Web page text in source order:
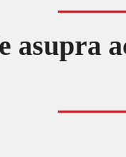
asupra